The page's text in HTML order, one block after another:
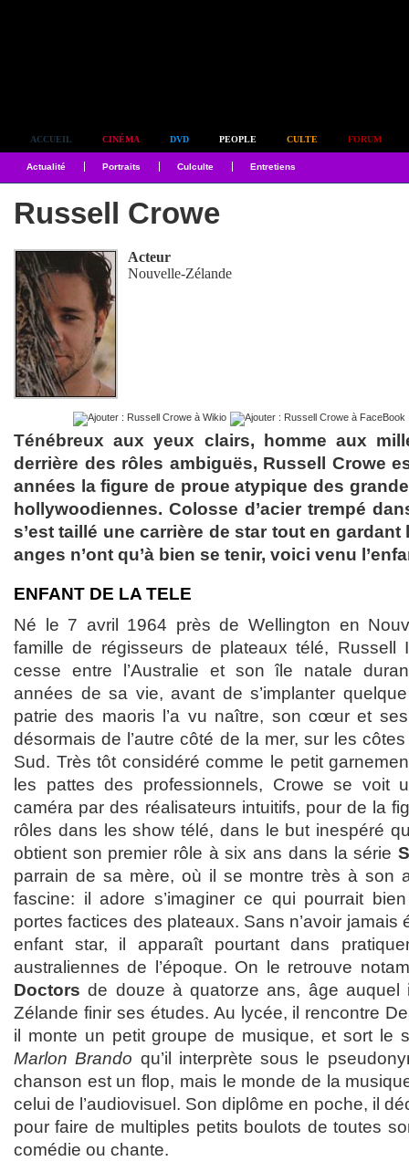
ACCUEIL CINÉMA DVD PEOPLE CULTE FORUM
Actualité Portraits Culculte Entretiens
Russell Crowe
Acteur
Nouvelle-Zélande
Ténébreux aux yeux clairs, homme aux
derrière des rôles ambiguës, Russell Crowe
années la figure de proue atypique des
hollywoodiennes. Colosse d’acier trempé
s’est taillé une carrière de star tout en
anges n’ont qu’à bien se tenir, voici venu
ENFANT DE LA TELE
Né le 7 avril 1964 près de Wellington en
famille de régisseurs de plateaux télé, Russell
cesse entre l’Australie et son île natale
années de sa vie, avant de s’implanter
patrie des maoris l’a vu naître, son cœur et
désormais de l’autre côté de la mer, sur les
Sud. Très tôt considéré comme le petit
les pattes des professionnels, Crowe se voit
caméra par des réalisateurs intuitifs, pour de la
rôles dans les show télé, dans le but inespéré
obtient son premier rôle à six ans dans la série
parrain de sa mère, où il se montre très à son
fascine: il adore s’imaginer ce qui pourrait
portes factices des plateaux. Sans n’avoir jamais
enfant star, il apparaît pourtant dans
australiennes de l’époque. On le retrouve
Doctors de douze à quatorze ans, âge auquel
Zélande finir ses études. Au lycée, il rencontre
il monte un petit groupe de musique, et sort le
Marlon Brando qu’il interprète sous le
chanson est un flop, mais le monde de la
celui de l’audiovisuel. Son diplôme en poche, il
pour faire de multiples petits boulots de toutes
comédie ou chante.